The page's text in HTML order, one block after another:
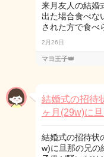
来月友人の結婚
出た場合食べな
された方で食べ
2月26日
マヨ王子👑
結婚式の招待
ヶ月(29w)に
結婚式の招待状
w)に旦那の兄の